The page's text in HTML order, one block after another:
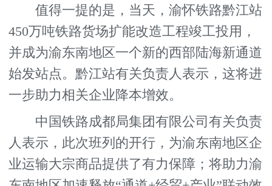
值得一提的是，当天，渝怀铁路黔江站
450万吨铁路货场扩能改造工程竣工投用，
并成为渝东南地区一个新的西部陆海新通道
始发站点。黔江站有关负责人表示，这将进
一步助力相关企业降本增效。
中国铁路成都局集团有限公司有关负责
人表示，此次班列的开行，为渝东南地区企
业运输大宗商品提供了有力保障；将助力渝